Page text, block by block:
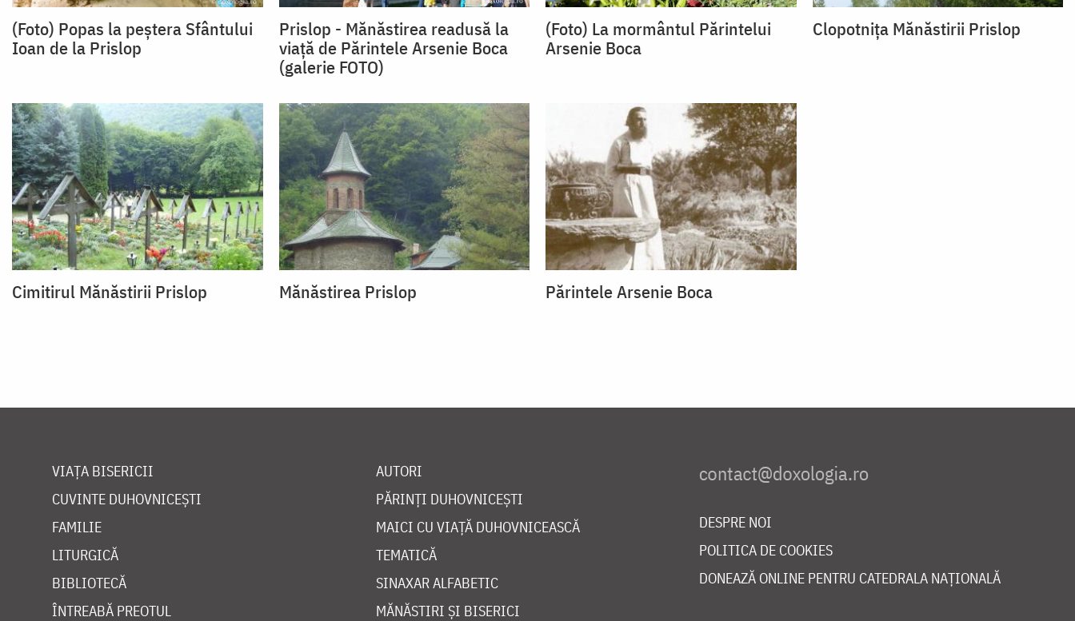
(Foto) Popas la peștera Sfântului
Ioan de la Prislop
Prislop - Mănăstirea readusă la
viață de Părintele Arsenie Boca
(galerie FOTO)
(Foto) La mormântul Părintelui
Arsenie Boca
Clopotnița Mănăstirii Prislop
Cimitirul Mănăstirii Prislop Mănăstirea Prislop Părintele Arsenie Boca
VIAȚA BISERICII
CUVINTE DUHOVNICEȘTI
FAMILIE
LITURGICĂ
BIBLIOTECĂ
ÎNTREABĂ PREOTUL
AUTORI
PĂRINȚI DUHOVNICEȘTI
MAICI CU VIAȚĂ DUHOVNICEASCĂ
TEMATICĂ
SINAXAR ALFABETIC
MĂNĂSTIRI ȘI BISERICI
DESPRE NOI
POLITICA DE COOKIES
DONEAZĂ ONLINE PENTRU CATEDRALA NAȚIONALĂ